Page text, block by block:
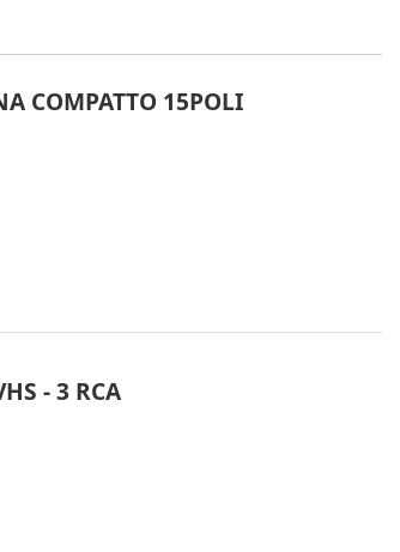
COMPATTO 15POLI
- 3 RCA